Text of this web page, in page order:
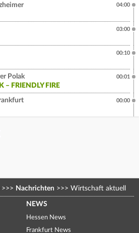
04:00
03:00
00:10
Polak
– FRIENDLY FIRE
00:01
00:00
>>> Nachrichten >>> Wirtschaft aktuell
NEWS
Hessen News
Frankfurt News